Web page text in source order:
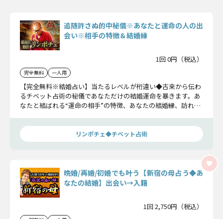
追随許さぬ的中秘儀※あなたと運命の人の出
会い※相手の特徴＆結婚縁
1回 0円（税込）
完全無料 一人用
【完全無料※結婚占い】当たるレベルが桁違い◆古来から伝わ
るチベット占術の秘儀であなただけの結婚運命を暴きます。あ
なたと結ばれる“運命の相手”の特徴、あなたの結婚縁、訪れる
リンポチェ◆チベット占術
晩婚/再婚/初婚でも叶う【新宿の母占う◆あ
なたの結婚】出会い→入籍
1回 2,750円（税込）